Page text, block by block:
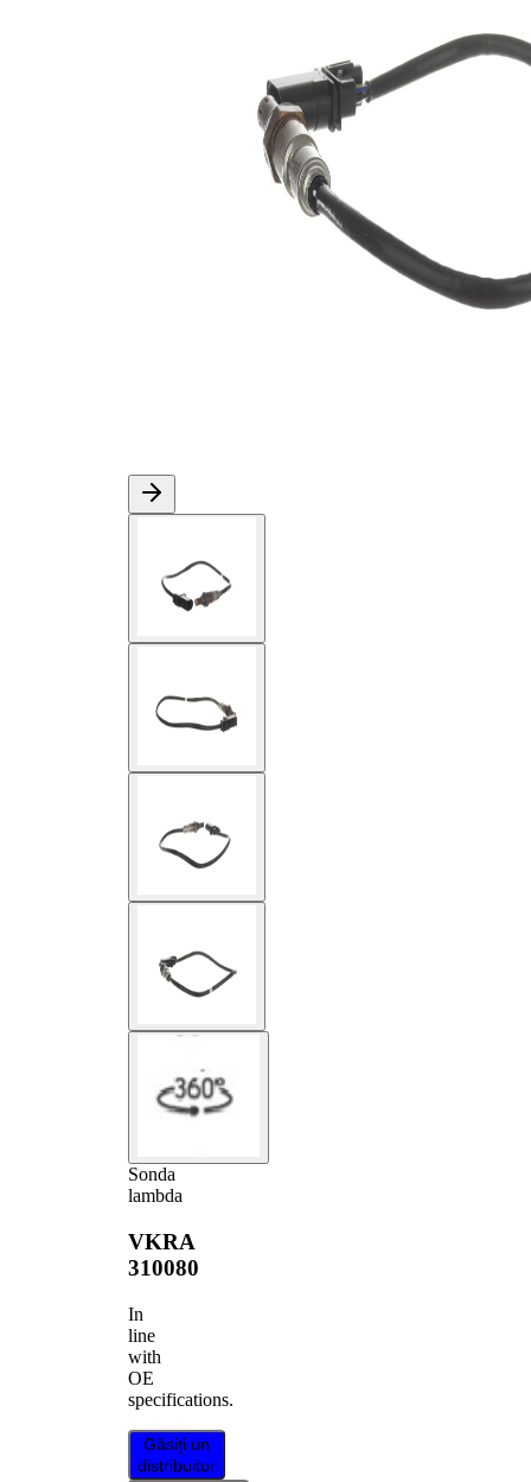
Sonda
lambda
VKRA
310080
In
line
with
OE
specifications.
Găsiți un
distribuitor